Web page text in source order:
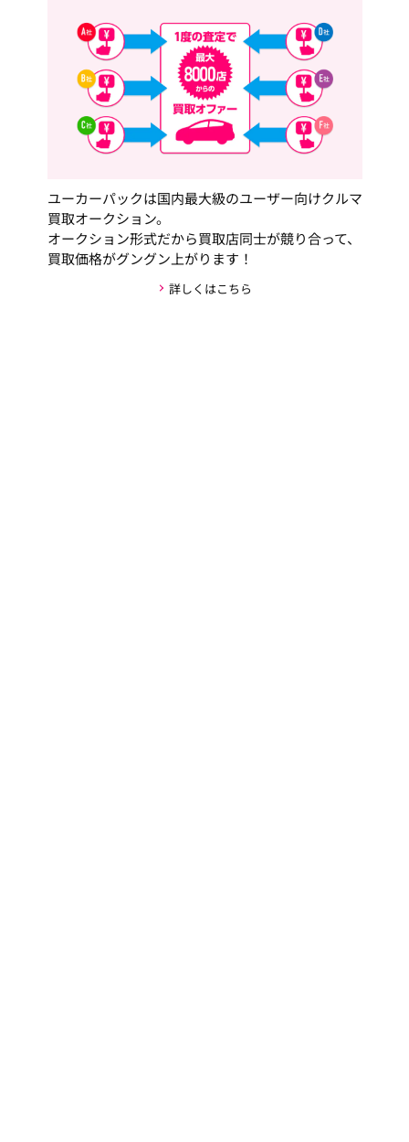
ユーカーパックは国内最大級のユーザー向けクルマ
買取オークション。
オークション形式だから買取店同士が競り合って、
買取価格がグングン上がります！
詳しくはこちら